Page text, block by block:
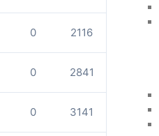
0 2116
0 2841
0 3141